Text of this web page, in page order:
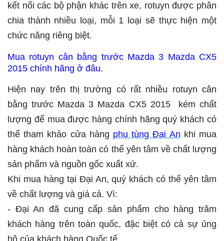
kết nối các bộ phận khác trên xe, rotuyn được phân
chia thành nhiều loại, mỗi 1 loại sẽ thực hiện một
chức năng riêng biệt.
Mua rotuyn cân bằng trước Mazda 3 Mazda CX5
2015 chính hãng ở đâu.
Hiện nay trên thị trường có rất nhiều rotuyn cân
bằng trước Mazda 3 Mazda CX5 2015 kém chất
lượng để mua được hàng chính hãng quý khách có
thể tham khảo cửa hàng phụ tùng Đại An khi mua
hàng khách hoàn toàn có thể yên tâm về chất lượng
sản phẩm và nguồn gốc xuất xứ.
Khi mua hàng tại Đại An, quý khách có thể yên tâm
về chất lượng và giá cả. Vì:
- Đại An đã cung cấp sản phẩm cho hàng trăm
khách hàng trên toàn quốc, đặc biệt có cả sự ủng